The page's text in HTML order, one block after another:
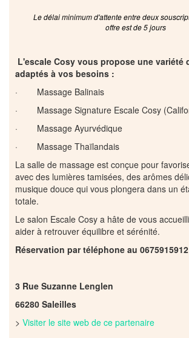
Le délai minimum d'attente entre deux
offre est de 5 jours
L'escale Cosy vous propose une variété
adaptés à vos besoins :
· Massage Balinais
· Massage Signature Escale Cosy
· Massage Ayurvédique
· Massage Thaïlandais
La salle de massage est conçue pour
avec des lumières tamisées, des arômes
musique douce qui vous plongera dans un
totale.
Le salon Escale Cosy a hâte de vous
aider à retrouver équilibre et sérénité.
Réservation par téléphone au 0675915912
3 Rue Suzanne Lenglen
66280 Saleilles
> Visiter le site web de ce partenaire